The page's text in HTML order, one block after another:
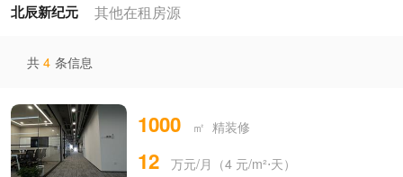
北辰新纪元 其他在租房源
共 4 条信息
1000 ㎡ 精装修
12 万元/月（4 元/m²⋅天）